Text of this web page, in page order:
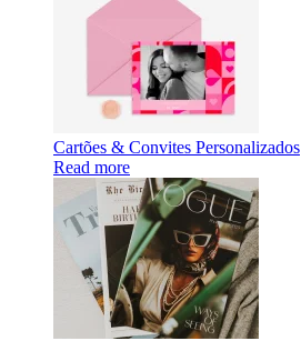
Cartões & Convites Personalizados
Read more